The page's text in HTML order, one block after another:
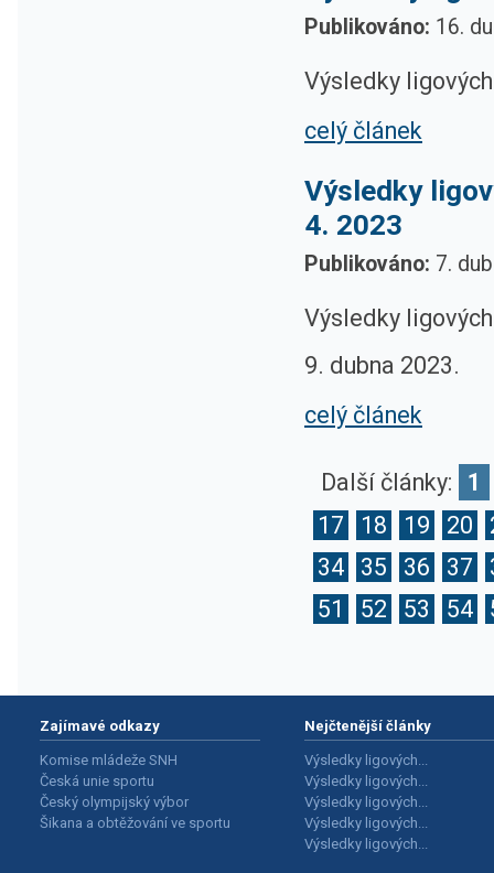
Publikováno: 16.
Výsledky
celý článek
Výsledky
4. 2023
Publikováno: 7.
Výsledky
9. dubna 2023.
celý článek
Další články:
1
17
18 19 20
34
35 36 37
51
52 53 54
Zajímavé odkazy
Komise mládeže SNH
Česká unie sportu
Český olympijský výbor
Šikana a obtěžování ve sportu
Nejčtenější články
Výsledky ligových...
Výsledky ligových...
Výsledky ligových...
Výsledky ligových...
Výsledky ligových...